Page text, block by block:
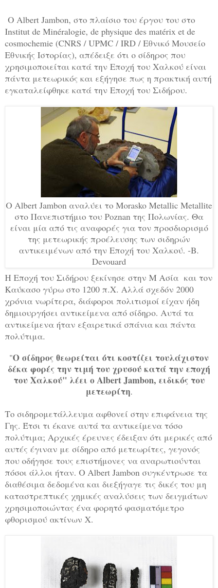
Ο Albert Jambon, στο πλαίσιο του έργου του στο
Institut de Minéralogie, de physique des matérix et de
cosmochemie (CNRS / UPMC / IRD / Εθνικό Μουσείο
Εθνικής Ιστορίας), απέδειξε ότι ο σίδηρος που
χρησιμοποιείται κατά την Εποχή του Χαλκού είναι
πάντα μετεωρικός και εξήγησε πως η πρακτική αυτή
εγκαταλείφθηκε κατά την Εποχή του Σιδήρου.
Ο Albert Jambon αναλύει το Morasko Metallic Metallite
στο Πανεπιστήμιο του Poznan της Πολωνίας. Θα
είναι μία από τις αναφορές για τον προσδιορισμό
της μετεωρικής προέλευσης των σιδηρών
αντικειμένων από την Εποχή του Χαλκού. -B.
Devouard
Η Εποχή του Σιδήρου ξεκίνησε στην Μ Ασία και τον
Καύκασο γύρω στο 1200 π.Χ. Αλλά σχεδόν 2000
χρόνια νωρίτερα, διάφοροι πολιτισμοί είχαν ήδη
δημιουργήσει αντικείμενα από σίδηρο. Αυτά τα
αντικείμενα ήταν εξαιρετικά σπάνια και πάντα
πολύτιμα.
"Ο σίδηρος θεωρείται ότι κοστίζει τουλάχιστον
δέκα φορές την τιμή του χρυσού κατά την εποχή
του Χαλκού" λέει ο Albert Jambon, ειδικός του
μετεωρίτη.
Το σιδηρομετάλλευμα αφθονεί στην επιφάνεια της
Γης. Έτσι τι έκανε αυτά τα αντικείμενα τόσο
πολύτιμα; Αρχικές έρευνες έδειξαν ότι μερικές από
αυτές έγιναν με σίδηρο από μετεωρίτες, γεγονός
που οδήγησε τους επιστήμονες να αναρωτιούνται
πόσοι άλλοι ήταν. Ο Albert Jambon συγκέντρωσε τα
διαθέσιμα δεδομένα και διεξήγαγε τις δικές του μη
καταστρεπτικές χημικές αναλύσεις των δειγμάτων
χρησιμοποιώντας ένα φορητό φασματόμετρο
φθορισμού ακτίνων Χ.